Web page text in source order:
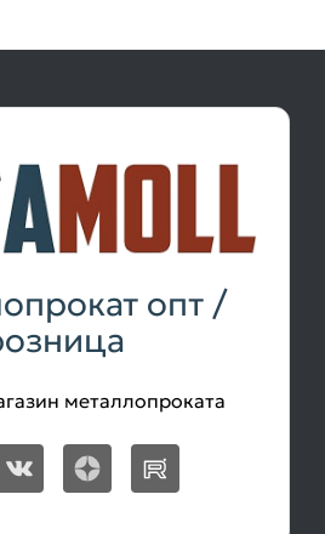
опт /
металлопроката